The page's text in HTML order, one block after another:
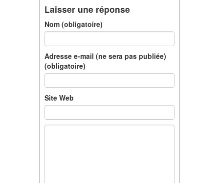
Laisser une réponse
Nom (obligatoire)
Adresse e-mail (ne sera pas publiée)
(obligatoire)
Site Web